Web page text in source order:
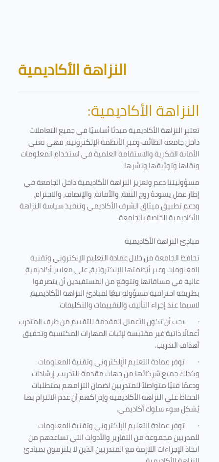
Blocks
النزاهة الأكاديمية
النزاهة الأكاديمية:
تعتبر النزاهة الأكاديمية مبدئا أساسيًا في جميع التعاملات
داخل جامعة الطائف وعبر الأنظمة الإلكترونية، فهي تعني
الأمانة الفكرية والاستقامة العلمية في استخدام المعلومات
ونقلها وتوثيقها ونشرها
مسؤوليتنا دعم وتعزيز النزاهة الأكاديمية داخل الجامعة في
إطار عمل يسودهُ روح الثقة، والأمانة، والإنصاف، والاحترام،
ودعم تطبيق ميثاق الشرف الأكاديمي وتنفيذ سياسة النزاهة
الأكاديمية الخاصة بالجامعة
مبادئ النزاهة الأكاديمية
تحافظ الجامعة من خلال عمادة التعليم الإلكتروني وتقنية
المعلومات وعبر أنظمتها الإلكترونية، على معايير أكاديمية
عالية في مساقاتها وتتوقع من المستفيدين أن يتصرفوا
بطريقة احترافية مسؤولة تبعًا لمبادئ النزاهة الأكاديمية،
لاسيما عند إجراء التأليف والتقييمات والتكليفات.
· يجب أن تكون الأعمال المقدمة للتقييم من طرف المتدرب
أعمالًا ذاتية غير مقتبسة لإثبات المهارات المكتسبة وتحقيق
أهداف التدريب.
· توفر عمادة التعليم الإلكتروني وتقنية المعلومات
وكذلك جميع شركائها من جهات مقدمة للتدريب، إرشادات
ودعمًا فنيًا متواصلاً للمتدربين لضمان التزامهم بمتطلبات
الحفاظ على النزاهة الأكاديمية وإدراكهم أن عدم الالتزام بها
يُشكل سوء سلوك أكاديمي.
· توفر عمادة التعليم الإلكتروني وتقنية المعلومات
للمدربين مجموعة من التقارير والأدوات التي تساعدهم من
اتخاذ الإجراءات اللازمة مع المتدربين الذين لا يلتزمون بمبادئ